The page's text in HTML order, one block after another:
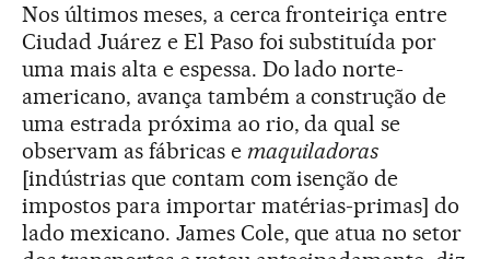
Nos últimos meses, a cerca fronteiriça entre
Ciudad Juárez e El Paso foi substituída por
uma mais alta e espessa. Do lado norte-
americano, avança também a construção de
uma estrada próxima ao rio, da qual se
observam as fábricas e maquiladoras
[indústrias que contam com isenção de
impostos para importar matérias-primas] do
lado mexicano. James Cole, que atua no setor